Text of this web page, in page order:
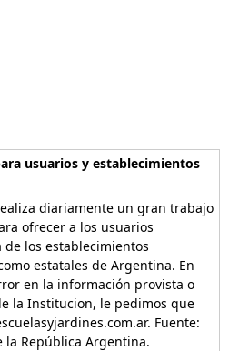
usuarios y establecimientos
diariamente un gran trabajo
ofrecer a los usuarios
los establecimientos
estatales de Argentina. En
en la información provista o
la Institucion, le pedimos que
Fuente:
la República Argentina.